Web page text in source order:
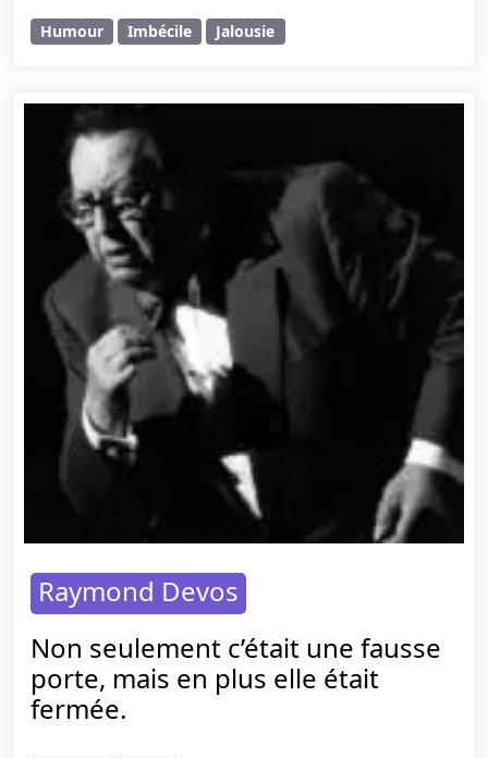
Humour Imbécile Jalousie
Raymond Devos
Non seulement c’était une fausse
porte, mais en plus elle était
fermée.